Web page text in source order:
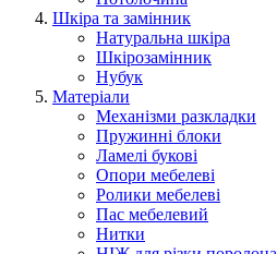
Шкіра та замінник
Натуральна шкіра
Шкірозамінник
Нубук
Матеріали
Механізми разкладки
Пружинні блоки
Ламелі букові
Опори мебелеві
Ролики мебелеві
Пас мебелевий
Нитки